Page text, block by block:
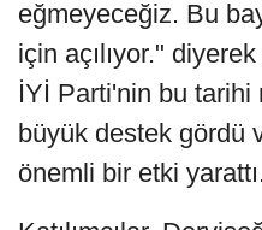
eğmeyeceğiz. Bu
için açılıyor."
İYİ Parti'nin bu tarihi
büyük destek gördü
önemli bir etki